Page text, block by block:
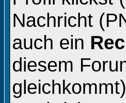
Nachricht
auch ein
diesem